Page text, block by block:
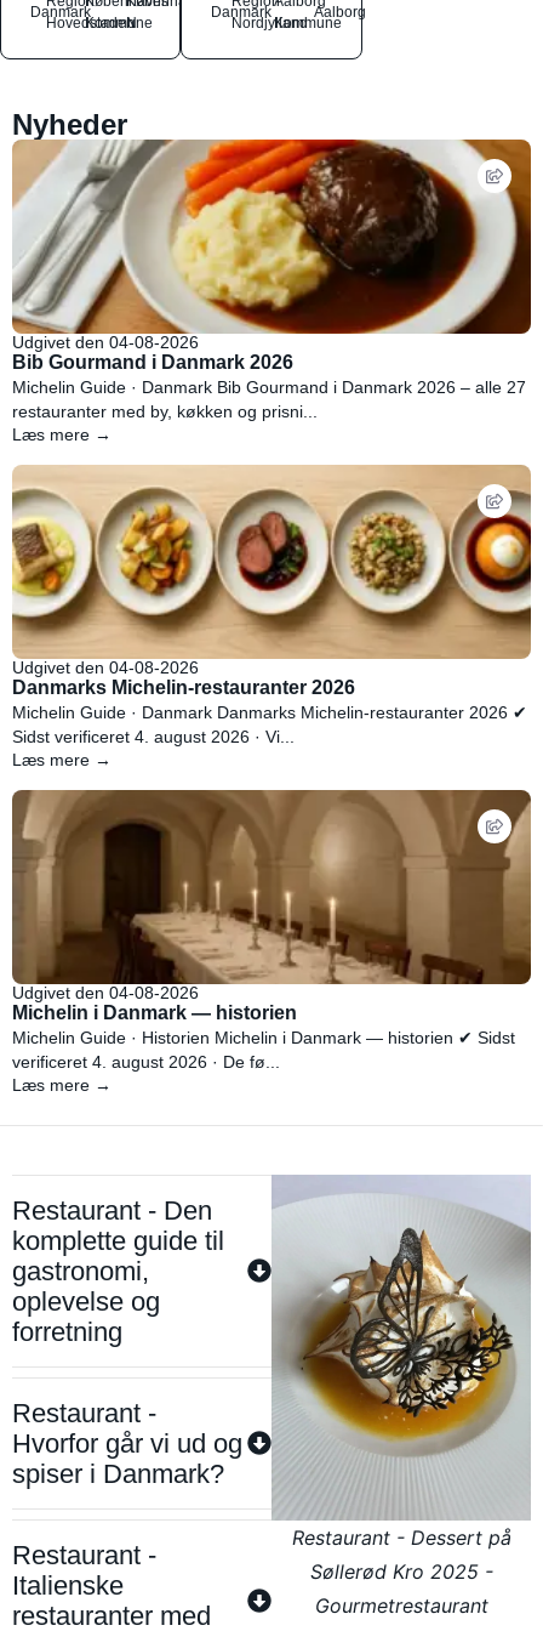
Danmark
Hovedstaden
Kommune
N
Danmark
NordjyllandKommune
Aalborg
Nyheder
Udgivet den 04-08-2026
Bib Gourmand i Danmark 2026
Michelin Guide · Danmark Bib Gourmand i Danmark 2026 – alle 27
restauranter med by, køkken og prisni...
Læs mere →
Udgivet den 04-08-2026
Danmarks Michelin-restauranter 2026
Michelin Guide · Danmark Danmarks Michelin-restauranter 2026 ✔
Sidst verificeret 4. august 2026 · Vi...
Læs mere →
Udgivet den 04-08-2026
Michelin i Danmark — historien
Michelin Guide · Historien Michelin i Danmark — historien ✔ Sidst
verificeret 4. august 2026 · De fø...
Læs mere →
Restaurant - Den
komplette guide til
gastronomi,
oplevelse og
forretning
Restaurant -
Hvorfor går vi ud og
spiser i Danmark?
Restaurant -
Italienske
restauranter med
Restaurant - Dessert på
Søllerød Kro 2025 -
Gourmetrestaurant